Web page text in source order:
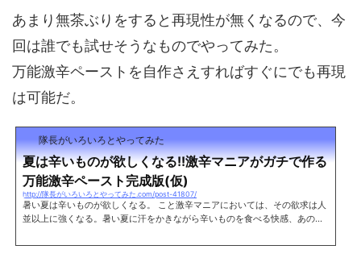
あまり無茶ぶりをすると再現性が無くなるので、今
回は誰でも試せそうなものでやってみた。
万能激辛ペーストを自作さえすればすぐにでも再現
は可能だ。
隊長がいろいろとやってみた
夏は辛いものが欲しくなる!!激辛マニアがガチで作る
万能激辛ペースト完成版(仮)
http://隊長がいろいろとやってみた.com/post-41807/
暑い夏は辛いものが欲しくなる。 こと激辛マニアにおいては、その欲求は人
並以上に強くなる。暑い夏に汗をかきながら辛いものを食べる快感、あの感
えしてきた汎用激辛ペースト「タイチョーノカライヤツ(仮)」。 8月ももう